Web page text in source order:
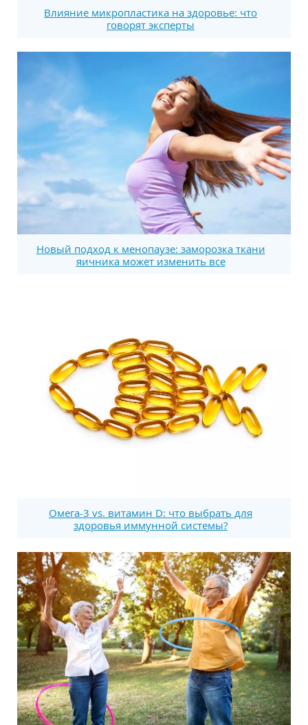
Влияние микропластика на здоровье: что
говорят эксперты
Новый подход к менопаузе: заморозка ткани
яичника может изменить все
Омега-3 vs. витамин D: что выбрать для
здоровья иммунной системы?